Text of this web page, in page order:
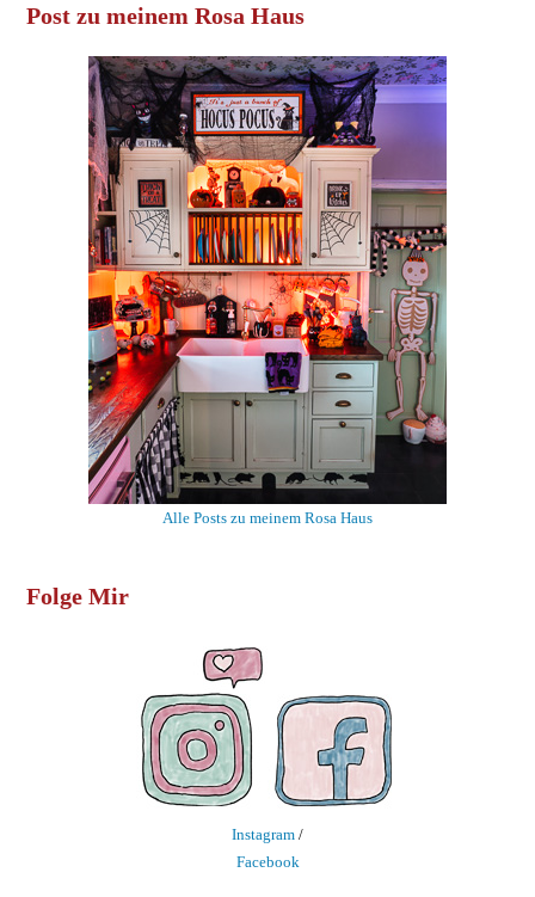
Post zu meinem Rosa Haus
Alle Posts zu meinem Rosa Haus
Folge Mir
Instagram /
Facebook